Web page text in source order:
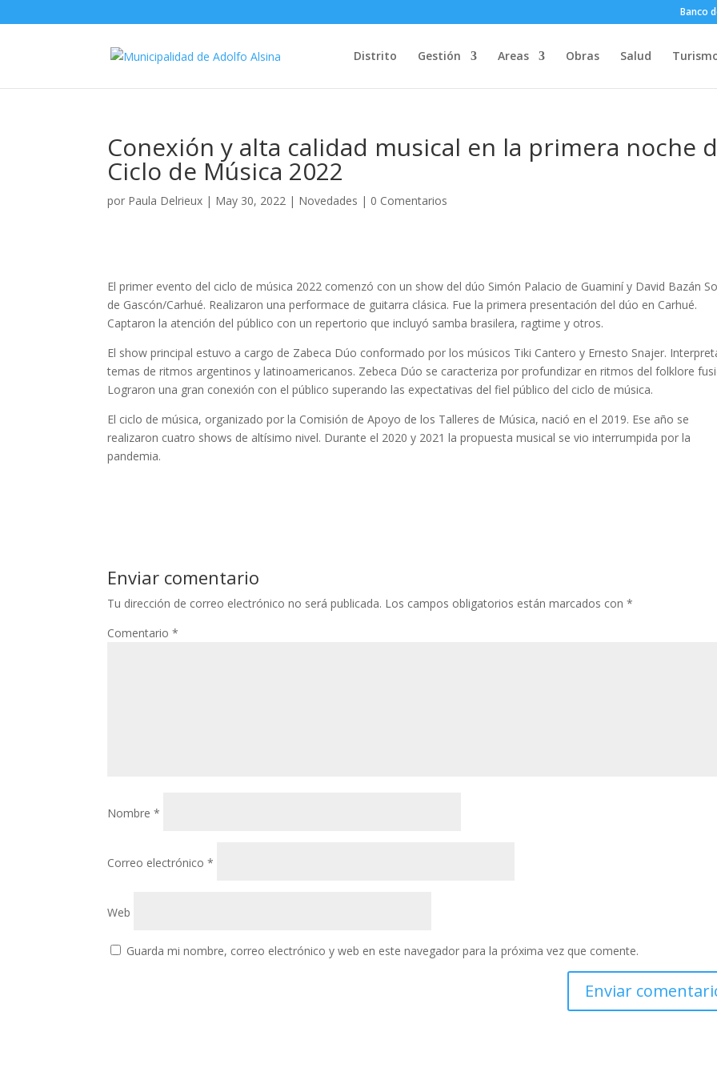
Banco
Distrito Gestión Areas Obras Salud
Conexión y alta calidad musical en la primera noche
Ciclo de Música 2022
por Paula Delrieux | May 30, 2022 | Novedades | 0 Comentarios
El primer evento del ciclo de música 2022 comenzó con un show del dúo Simón Palacio de Guaminí y David Bazán
de Gascón/Carhué. Realizaron una performace de guitarra clásica. Fue la primera presentación del dúo en Carhué.
Captaron la atención del público con un repertorio que incluyó samba brasilera, ragtime y otros.
El show principal estuvo a cargo de Zabeca Dúo conformado por los músicos Tiki Cantero y Ernesto Snajer.
temas de ritmos argentinos y latinoamericanos. Zebeca Dúo se caracteriza por profundizar en ritmos del folklore
Lograron una gran conexión con el público superando las expectativas del fiel público del ciclo de música.
El ciclo de música, organizado por la Comisión de Apoyo de los Talleres de Música, nació en el 2019. Ese año se
realizaron cuatro shows de altísimo nivel. Durante el 2020 y 2021 la propuesta musical se vio interrumpida por la
pandemia.
Enviar comentario
Tu dirección de correo electrónico no será publicada. Los campos obligatorios están marcados con*
Comentario*
Nombre*
Correo electrónico*
Web
Guarda mi nombre, correo electrónico y web en este navegador para la próxima vez que comente.